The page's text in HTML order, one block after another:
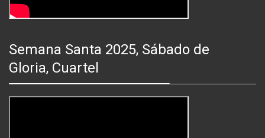
Semana Santa 2025, Sábado de
Gloria, Cuartel